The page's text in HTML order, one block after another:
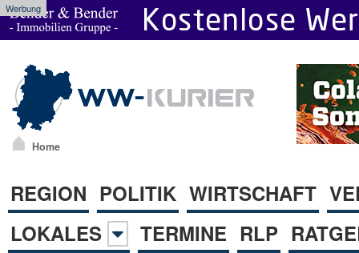
Werbung
Home
REGION POLITIK WIRTSCHAFT
LOKALES
TERMINE RLP